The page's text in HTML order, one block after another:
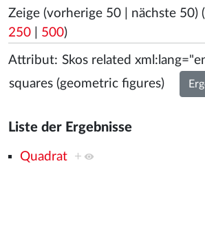
Zeige (vorherige 50 nächste 50) (
250
500)
Attribut:
Liste der Ergebnisse
Quadrat +